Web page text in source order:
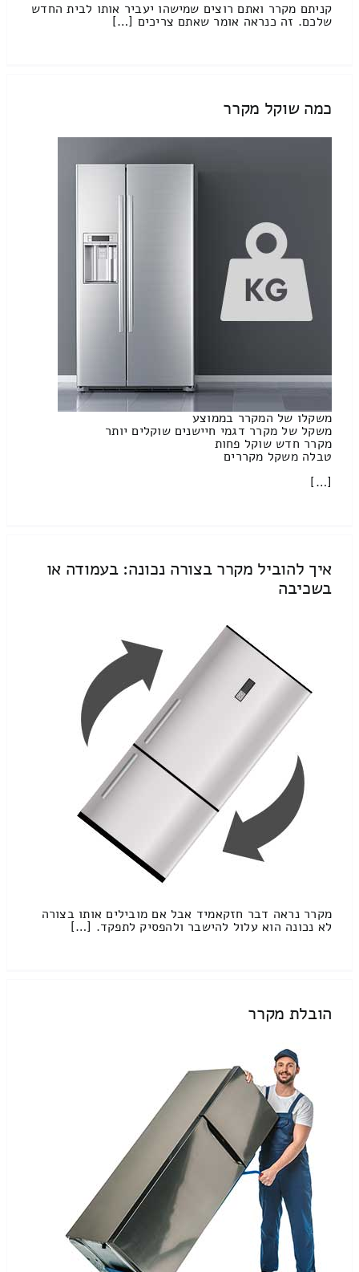
קניתם מקרר ואתם רוצים שמישהו יעביר אותו לבית החדש
שלכם. זה כנראה אומר שאתם צריכים […]
כמה שוקל מקרר
משקלו של המקרר בממוצע
משקל של מקרר דגמי חיישנים שוקלים יותר
מקרר חדש שוקל פחות
טבלה משקל מקררים
[…]
איך להוביל מקרר בצורה נכונה: בעמודה או
בשכיבה
מקרר נראה דבר חזקאמיד אבל אם מובילים אותו בצורה
לא נכונה הוא עלול להישבר ולהפסיק לתפקד. […]
הובלת מקרר